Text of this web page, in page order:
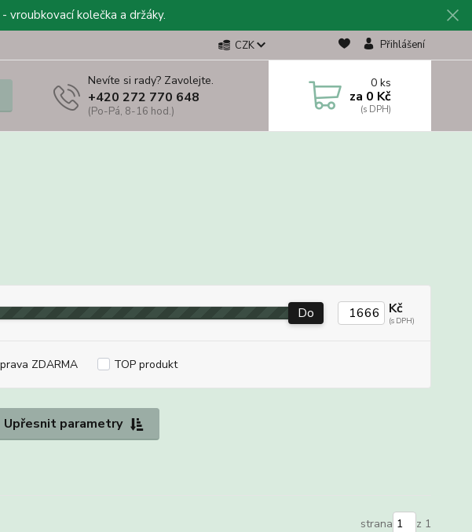
vroubkovací kolečka a držáky.
CZK Přihlášení
Nevíte si rady? Zavolejte.
+420 272 770 648
(Po-Pá, 8-16 hod.)
0ks
za 0 Kč
Upřesnit parametry
Do Kč
ZDARMA TOP produkt
strana z 1